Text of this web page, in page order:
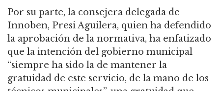
Por su parte, la consejera delegada de
Innoben, Presi Aguilera, quien ha defendido
la aprobación de la normativa, ha enfatizado
que la intención del gobierno municipal
“siempre ha sido la de mantener la
gratuidad de este servicio, de la mano de los